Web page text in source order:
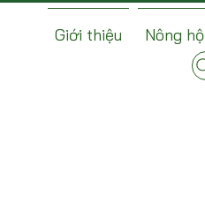
Giới thiệu Nông hộ